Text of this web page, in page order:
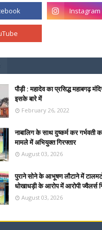
पौड़ी : महादेव का प्रसिद्ध महाबगढ़
इसके बारे में
February 26, 2022
नाबालिग के साथ दुष्कर्म कर गर्भवती
मामले में अभियुक्त गिरफ्तार
August 03, 2026
पुराने सोने के आभूषण लौटाने में
धोखाधड़ी के आरोप में आरोपी ज्वैलर्स
August 03, 2026